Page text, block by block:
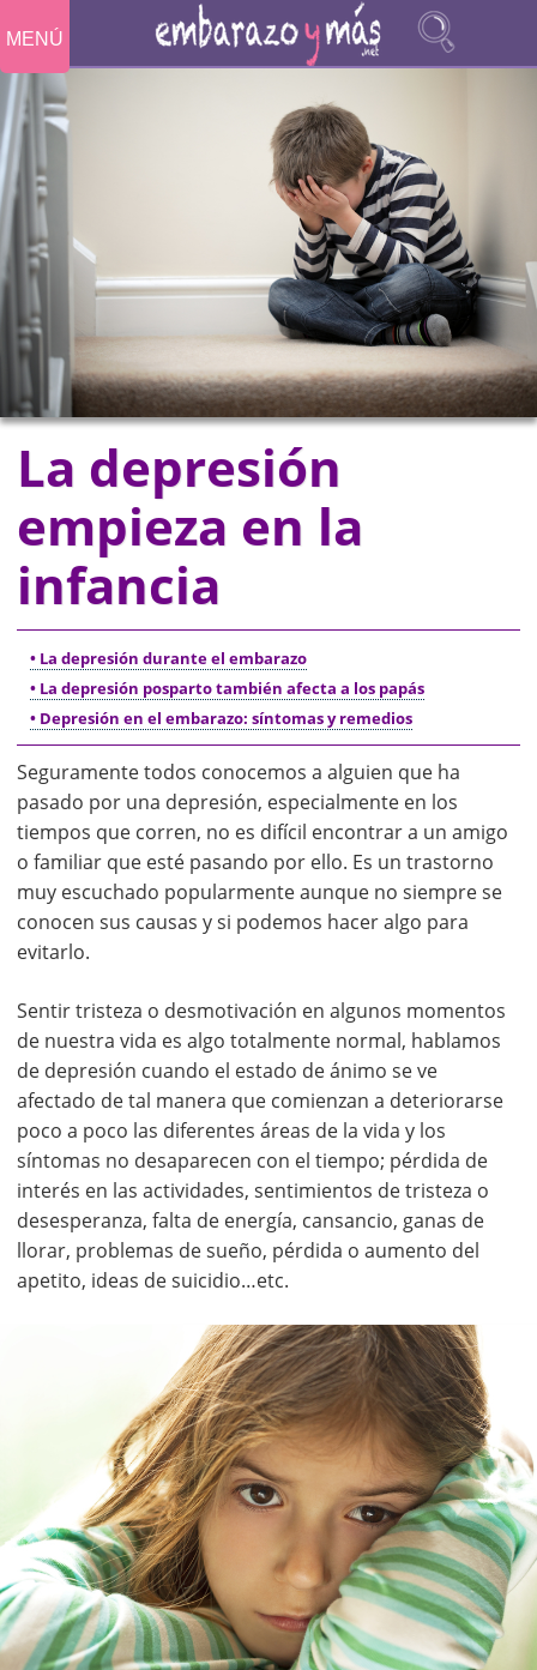
MENÚ
La depresión
empieza en la
infancia
• La depresión durante el embarazo
• La depresión posparto también afecta a los papás
• Depresión en el embarazo: síntomas y remedios
Seguramente todos conocemos a alguien que ha
pasado por una depresión, especialmente en los
tiempos que corren, no es difícil encontrar a un amigo
o familiar que esté pasando por ello. Es un trastorno
muy escuchado popularmente aunque no siempre se
conocen sus causas y si podemos hacer algo para
evitarlo.
Sentir tristeza o desmotivación en algunos momentos
de nuestra vida es algo totalmente normal, hablamos
de depresión cuando el estado de ánimo se ve
afectado de tal manera que comienzan a deteriorarse
poco a poco las diferentes áreas de la vida y los
síntomas no desaparecen con el tiempo; pérdida de
interés en las actividades, sentimientos de tristeza o
desesperanza, falta de energía, cansancio, ganas de
llorar, problemas de sueño, pérdida o aumento del
apetito, ideas de suicidio…etc.